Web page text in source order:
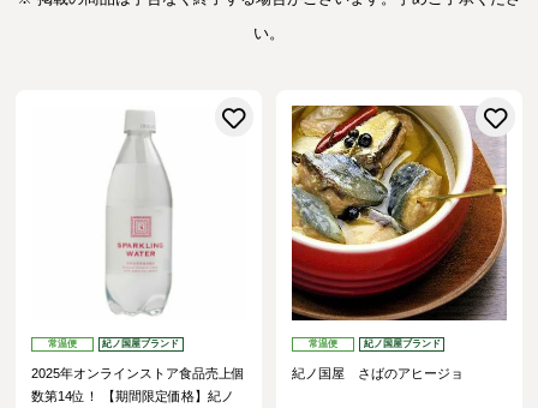
い。
常温便 紀ノ国屋ブランド
2025年オンラインストア食品売上個
数第14位！
【期間限定価格】紀ノ
お気に入りに登録する
常温便 紀ノ国屋ブランド
紀ノ国屋 さばのアヒージョ